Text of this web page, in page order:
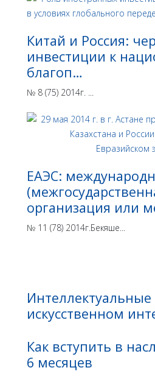
Китай и Россия:
инвестиции к
благоп…
№ 8 (75) 2014г. ...
ЕАЭС:
организация или
№ 11 (78) 2014г.Бекяше...
искусственном
Как вступить в
6 месяцев